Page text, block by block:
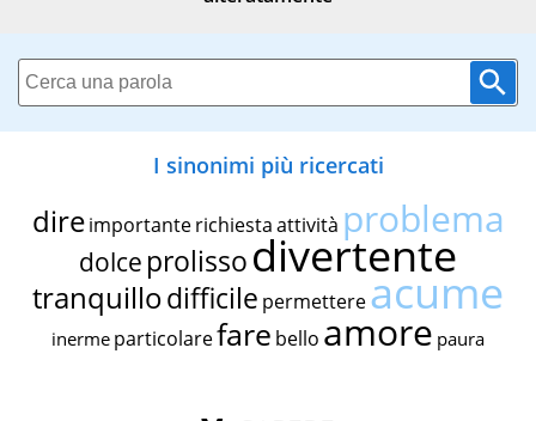
I sinonimi più ricercati
dire importante richiestaattività problema
dolce prolissodivertente
tranquillodifficile permettereacume
inerme particolarefare bello amore paura